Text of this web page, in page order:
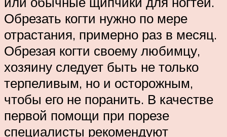
Обрезать когти нужно по мере
отрастания, примерно раз в месяц.
Обрезая когти своему любимцу,
хозяину следует быть не только
терпеливым, но и осторожным,
чтобы его не поранить. В качестве
первой помощи при порезе
специалисты рекомендуют